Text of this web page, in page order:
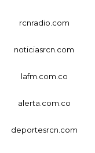
rcnradio.com
noticiasrcn.com
lafm.com.co
alerta.com.co
deportesrcn.com